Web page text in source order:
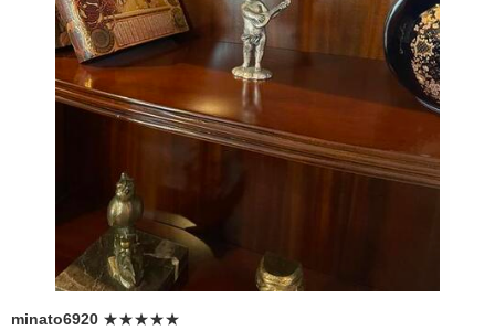
minato6920 ★★★★★